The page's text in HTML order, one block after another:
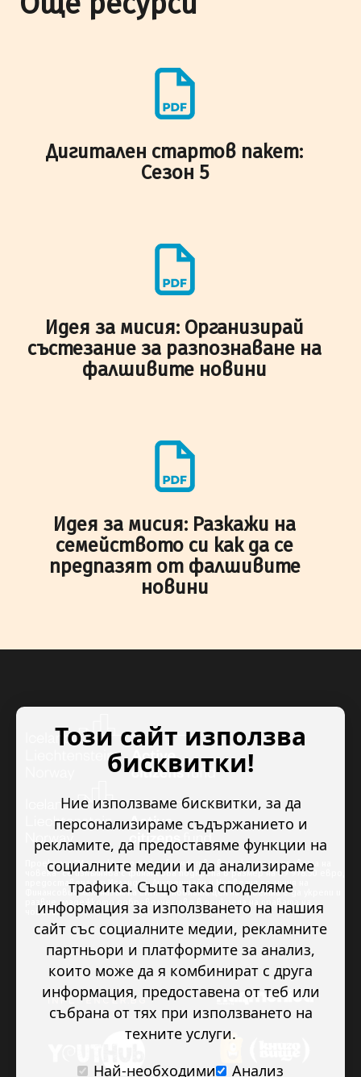
Дигитален стартов пакет:
Сезон 5
Идея за мисия: Организирай
състезание за разпознаване на
фалшивите новини
Идея за мисия: Разкажи на
семейството си как да се
предпазят от фалшивите
новини
Проектът “Младежкото доброволчество в подкрепа на правата на
човека” се изпълнява с финансова подкрепа в размер на 89 978.50 евро,
предоставена от Исландия, Лихтенщайн и Норвегия по линия на
Финансовия механизъм на ЕИП. Основната цел на проекта е да укрепи и
развие младежкото доброволчество в подкрепа на правата на
човека.
Този сайт използва
бисквитки!
Ние използваме бисквитки, за да
персонализираме съдържанието и
рекламите, да предоставяме функции на
социалните медии и да анализираме
трафика. Също така споделяме
информация за използването на нашия
сайт със социалните медии, рекламните
партньори и платформите за анализ,
които може да я комбинират с друга
информация, предоставена от теб или
събрана от тях при използването на
техните услуги.
Най-необходими
Анализ